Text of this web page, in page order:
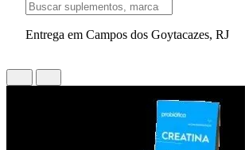
Entrega em Campos dos Goytacazes, RJ